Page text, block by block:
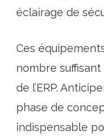
éclairage de
Ces
nombre
de l’ERP.
phase de
indispensable